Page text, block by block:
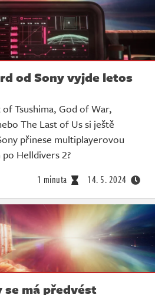
od Sony vyjde letos
Tsushima, God of War,
The Last of Us si ještě
přinese multiplayerovou
Helldivers 2?
1 minuta 14. 5. 2024
se má předvést